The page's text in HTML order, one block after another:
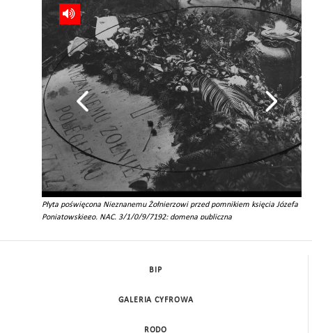
Płyta poświęcona Nieznanemu Żołnierzowi przed pomnikiem księcia Józefa
Poniatowskiego, NAC, 3/1/0/9/7192; domena publiczna
BIP
GALERIA CYFROWA
RODO